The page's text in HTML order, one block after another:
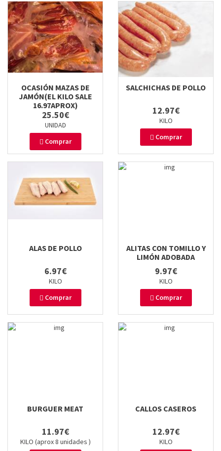
OCASIÓN MAZAS DE
JAMÓN(EL KILO SALE
16.97APROX)
25.50€
UNIDAD
Comprar
SALCHICHAS DE POLLO
12.97€
KILO
Comprar
ALAS DE POLLO
6.97€
KILO
Comprar
ALITAS CON TOMILLO Y
LIMÓN ADOBADA
9.97€
KILO
Comprar
BURGUER MEAT
11.97€
KILO (aprox 8 unidades )
CALLOS CASEROS
12.97€
KILO